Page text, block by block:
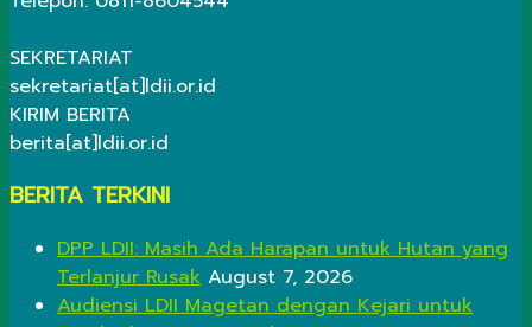
SEKRETARIAT
sekretariat[at]ldii.or.id
KIRIM BERITA
berita[at]ldii.or.id
BERITA TERKINI
DPP LDII: Masih Ada Harapan untuk Hutan yang
Terlanjur Rusak August 7, 2026
Audiensi LDII Magetan dengan Kejari untuk